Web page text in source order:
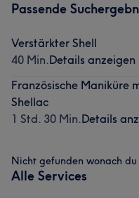
Passende
Verstärkter Shell
40 Min.Details anzeigen
Französische Maniküre
Shellac
1 Std. 30 Min.Details
Nicht gefunden wonach du
Alle Services